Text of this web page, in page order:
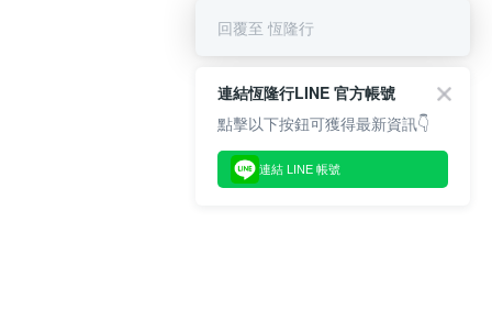
回覆至 恆隆行
連結恆隆行LINE 官方帳號
點擊以下按鈕可獲得最新資訊👇
連結 LINE 帳號